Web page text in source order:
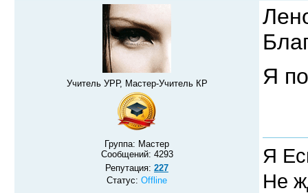
Учитель УРР, Мастер-Учитель КР
Группа: Мастер
Сообщений: 4293
Репутация: 227
Статус: Offline
Я
Я
Не